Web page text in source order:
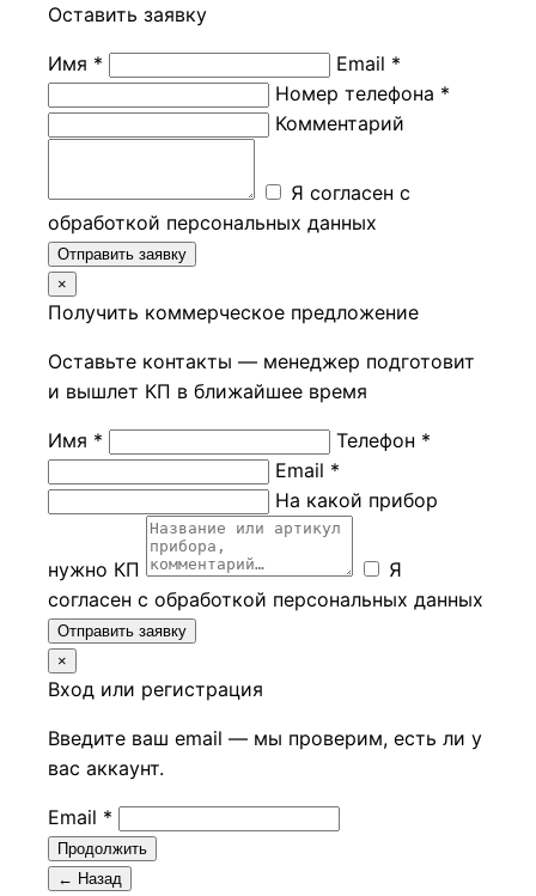
Оставить заявку
Имя *
Email *
Номер телефона *
Комментарий
Я согласен с
обработкой персональных данных
Отправить заявку
×
Получить коммерческое предложение
Оставьте контакты — менеджер подготовит
и вышлет КП в ближайшее время
Имя *
Телефон *
Email *
На какой прибор
нужно КП
Я
согласен с обработкой персональных данных
Отправить заявку
×
Вход или регистрация
Введите ваш email — мы проверим, есть ли у
вас аккаунт.
Email *
Продолжить
← Назад